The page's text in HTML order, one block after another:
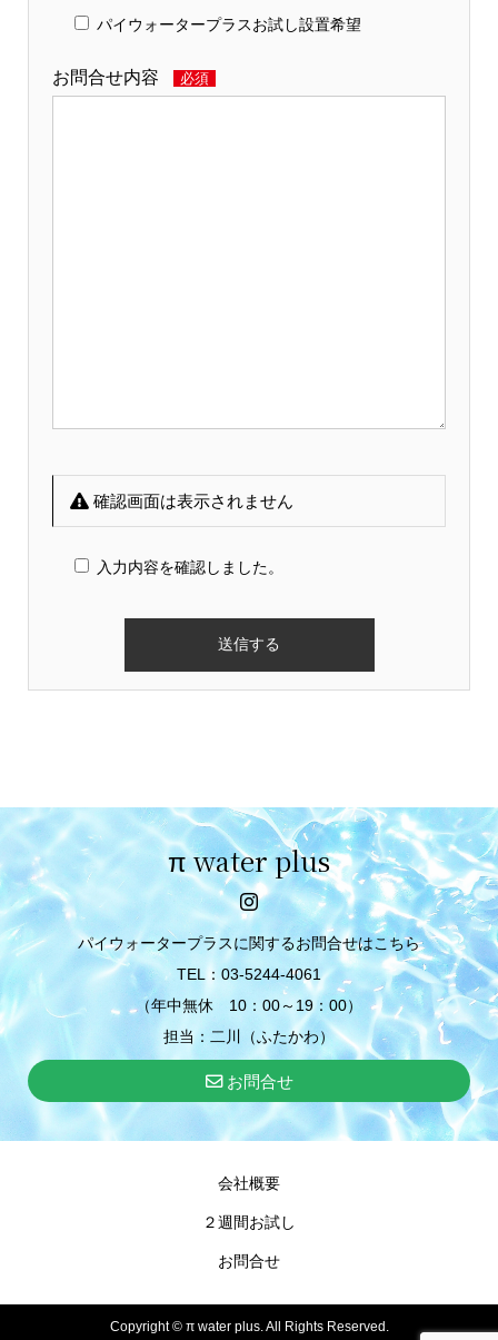
パイウォータープラスお試し設置希望
お問合せ内容 必須
確認画面は表示されません
入力内容を確認しました。
π water plus
パイウォータープラスに関するお問合せはこちら
TEL：03-5244-4061
（年中無休 10：00～19：00）
担当：二川（ふたかわ）
お問合せ
会社概要
２週間お試し
お問合せ
Copyright ©π water plus. All Rights Reserved.